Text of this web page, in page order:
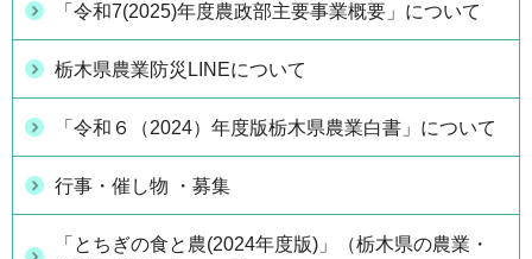
「令和7(2025)年度農政部主要事業概要」について
栃木県農業防災LINEについて
「令和６（2024）年度版栃木県農業白書」について
行事・催し物 ・募集
「とちぎの食と農(2024年度版)」（栃木県の農業・